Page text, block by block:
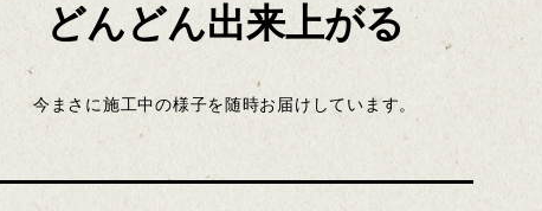
どんどん出来上がる
今まさに施工中の様子を随時お届けしています。